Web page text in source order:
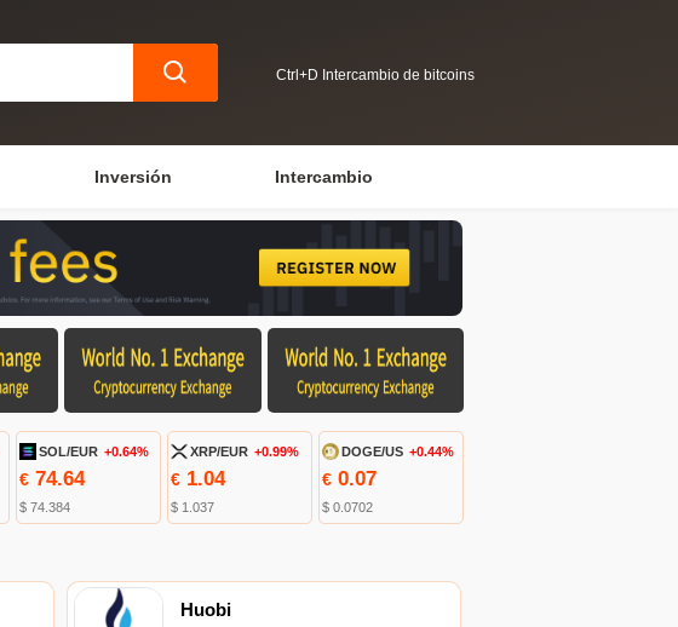
Ctrl+D Intercambio de bitcoins
Inversión Intercambio
SOL/EUR +0.64%
€ 74.64
$ 74.384
XRP/EUR +0.99%
€ 1.04
$ 1.037
DOGE/US +0.44%
€ 0.07
$ 0.0702
Huobi